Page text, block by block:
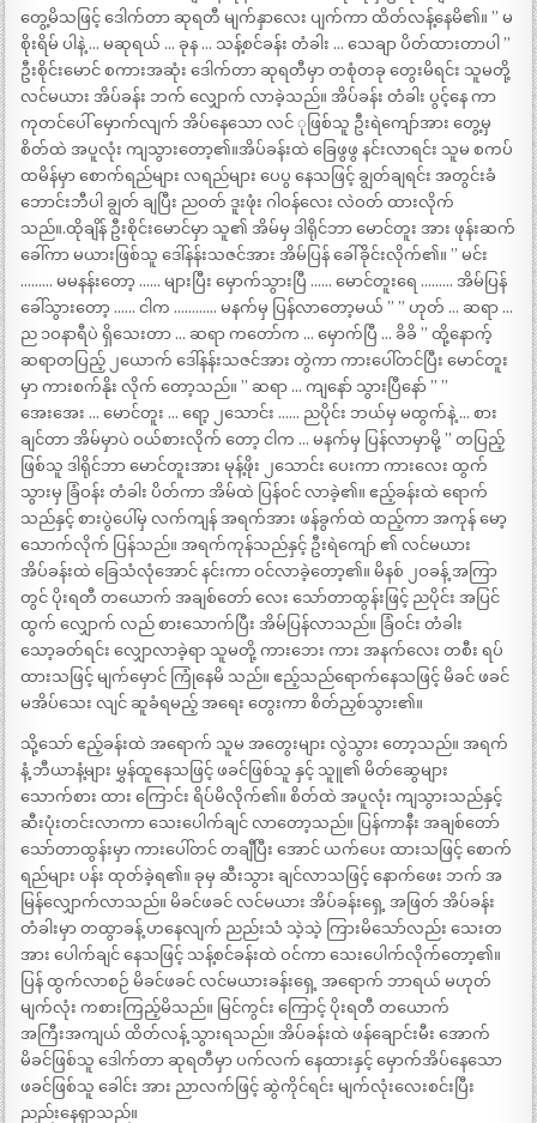
တွေ့မိသဖြင့် ဒေါက်တာ ဆုရတီ မျက်နှာလေး ပျက်ကာ ထိတ်လန့်နေမိ၏။ ” မ
စိုးရိမ် ပါနဲ့ … မဆုရယ် … ခုန … သန့်စင်ခန်း တံခါး … သေချာ ပိတ်ထားတာပါ ”
ဦးစိုင်းမောင် စကားအဆုံး ဒေါက်တာ ဆုရတီမှာ တစုံတခု တွေးမိရင်း သူမတို့
လင်မယား အိပ်ခန်း ဘက် လျှောက် လာခဲ့သည်။ အိပ်ခန်း တံခါး ပွင့်နေ ကာ
ကုတင်ပေါ် မှောက်လျက် အိပ်နေသော လင် ုဖြစ်သူ ဦးရဲကျော်အား တွေ့မှ
စိတ်ထဲ အပူလုံး ကျသွားတော့၏။အိပ်ခန်းထဲ ခြေဖွဖွ နင်းလာရင်း သူမ စကပ်
ထမိန်မှာ စောက်ရည်များ လရည်များ ပေပွ နေသဖြင့် ချွတ်ချရင်း အတွင်းခံ
ဘောင်းဘီပါ ချွတ် ချပြီး ညဝတ် ဒူးဖုံး ဂါဝန်လေး လဲဝတ် ထားလိုက်
သည်။.ထိုချိန် ဦးစိုင်းမောင်မှာ သူ၏ အိမ်မှ ဒါရိုင်ဘာ မောင်တူး အား ဖုန်းဆက်
ခေါ်ကာ မယားဖြစ်သူ ဒေါ်နန်းသဇင်အား အိမ်ပြန် ခေါ်ခိုင်းလိုက်၏။ ” မင်း
……… မမနန်းတော့ …… များပြီး မှောက်သွားပြီ …… မောင်တူးရေ ……… အိမ်ပြန်
ခေါ်သွားတော့ …… ငါက ………… မနက်မှ ပြန်လာတော့မယ် ” ” ဟုတ် … ဆရာ …
ည ၁ဝနာရီပဲ ရှိသေးတာ … ဆရာ ကတော်က … မှောက်ပြီ … ခိခိ ” ထို့နောက့်
ဆရာတပြည့် ၂ယောက် ဒေါ်နန်းသဇင်အား တွဲကာ ကားပေါ်တင်ပြီး မောင်တူး
မှာ ကားစက်နိုး လိုက် တော့သည်။ ” ဆရာ … ကျနော် သွားပြီနော် ” ”
အေးအေး … မောင်တူး … ရော့ ၂သောင်း …… ညပိုင်း ဘယ်မှ မထွက်နဲ့ … စား
ချင်တာ အိမ်မှာပဲ ဝယ်စားလိုက် တော့ ငါက … မနက်မှ ပြန်လာမှာမို့ ” တပြည့်
ဖြစ်သူ ဒါရိုင်ဘာ မောင်တူးအား မုန့်ဖိုး ၂သောင်း ပေးကာ ကားလေး ထွက်
သွားမှ ခြံဝန်း တံခါး ပိတ်ကာ အိမ်ထဲ ပြန်ဝင် လာခဲ့၏။ ဧည့်ခန်းထဲ ရောက်
သည်နှင့် စားပွဲပေါ်မှ လက်ကျန် အရက်အား ဖန်ခွက်ထဲ ထည့်ကာ အကုန် မော့
သောက်လိုက် ပြန်သည်။ အရက်ကုန်သည်နှင့် ဦးရဲကျော် ၏ လင်မယား
အိပ်ခန်းထဲ ခြေသံလုံအောင် နင်းကာ ဝင်လာခဲ့တော့၏။ မိနစ် ၂ဝခန့် အကြာ
တွင် ပိုးရတီ တယောက် အချစ်တော် လေး သော်တာထွန်းဖြင့် ညပိုင်း အပြင်
ထွက် လျှောက် လည် စားသောက်ပြီး အိမ်ပြန်လာသည်။ ခြံဝင်း တံခါး
သော့ခတ်ရင်း လျှောလာခဲ့ရာ သူမတို့ ကားဘေး ကား အနက်လေး တစီး ရပ်
ထားသဖြင့် မျက်မှောင် ကြုံနေမိ သည်။ ဧည့်သည်ရောက်နေသဖြင့် မိခင် ဖခင်
မအိပ်သေး လျင် ဆူခံရမည့် အရေး တွေးကာ စိတ်ညှစ်သွား၏။
သို့သော် ဧည့်ခန်းထဲ အရောက် သူမ အတွေးများ လွဲသွား တော့သည်။ အရက်
နံ့ ဘီယာနံ့များ မွှန်ထူနေသဖြင့် ဖခင်ဖြစ်သူ နှင့် သူူ၏ မိတ်ဆွေများ
သောက်စား ထား ကြောင်း ရိပ်မိလိုက်၏။ စိတ်ထဲ အပူလုံး ကျသွားသည်နှင့်
ဆီးပုံးတင်းလာကာ သေးပေါက်ချင် လာတော့သည်။ ပြန်ကာနီး အချစ်တော်
သော်တာထွန်းမှာ ကားပေါ်တင် တချီပြီး အောင် ယက်ပေး ထားသဖြင့် စောက်
ရည်များ ပန်း ထုတ်ခဲ့ရ၏။ ခုမှ ဆီးသွား ချင်လာသဖြင့် နောက်ဖေး ဘက် အ
မြန်လျှောက်လာသည်။ မိခင်ဖခင် လင်မယား အိပ်ခန်းရှေ့ အဖြတ် အိပ်ခန်း
တံခါးမှာ တထွာခန့် ဟနေလျက် ညည်းသံ သဲ့သဲ့ ကြားမိသော်လည်း သေးတ
အား ပေါက်ချင် နေသဖြင့် သန့်စင်ခန်းထဲ ဝင်ကာ သေးပေါက်လိုက်တော့၏။
ပြန် ထွက်လာစဉ် မိခင်ဖခင် လင်မယားခန်းရှေ့ အရောက် ဘာရယ် မဟုတ်
မျက်လုံး ကစားကြည့်မိသည်။ မြင်ကွင်း ကြောင့် ပိုးရတီ တယောက်
အကြီးအကျယ် ထိတ်လန့် သွားရသည်။ အိပ်ခန်းထဲ ဖန်ချောင်းမီး အောက်
မိခင်ဖြစ်သူ ဒေါက်တာ ဆုရတီမှာ ပက်လက် နေထားနှင့် မှောက်အိပ်နေသော
ဖခင်ဖြစ်သူ ခေါင်း အား ညာလက်ဖြင့် ဆွဲကိုင်ရင်း မျက်လုံးလေးစင်းပြီး
ညည်းနေရှာသည်။